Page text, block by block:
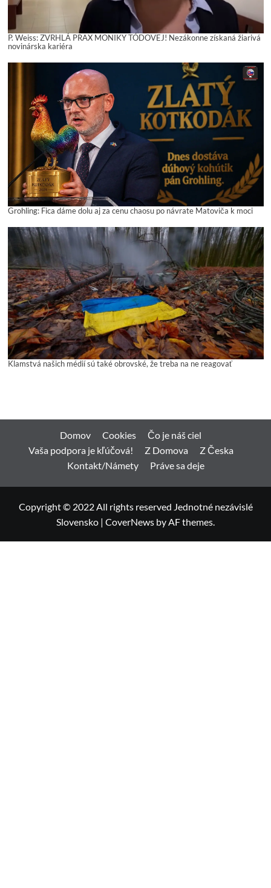
P. Weiss: ZVRHLÁ PRAX MONIKY TÓDOVEJ! Nezákonne získaná žiarivá
novinárska kariéra
Grohling: Fica dáme dolu aj za cenu chaosu po návrate Matoviča k moci
Klamstvá našich médií sú také obrovské, že treba na ne reagovať
Domov Cookies
Čo je náš ciel
Vaša podpora je kľúčová!
Z Domova
Z Česka
Kontakt/Námety
Práve sa deje
Copyright © 2022 All rights reserved Jednotné nezávislé
Slovensko | CoverNews by AF themes.